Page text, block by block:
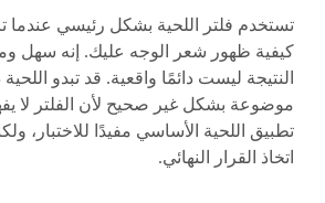
تستخدم فلتر اللحية بشكل رئيسي عندما
كيفية ظهور شعر الوجه عليك. إنه سهل
النتيجة ليست دائمًا واقعية. قد تبدو
موضوعة بشكل غير صحيح لأن الفلتر لا
تطبيق اللحية الأساسي مفيدًا للاختبار،
اتخاذ القرار النهائي.